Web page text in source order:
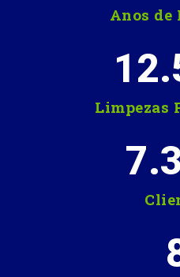
Anos de
Limpezas